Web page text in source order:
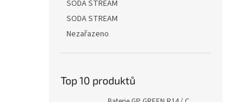
SODA STREAM
SODA STREAM
Nezařazeno
Top 10 produktů